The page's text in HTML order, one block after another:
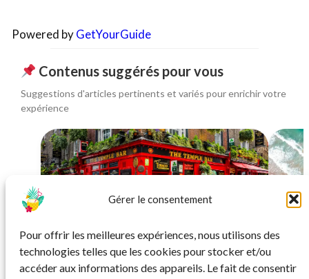
Gérer le consentement
Pour offrir les meilleures expériences, nous utilisons des
technologies telles que les cookies pour stocker et/ou
accéder aux informations des appareils. Le fait de consentir
Powered byGetYourGuide
Contenus suggérés pour vous
Suggestions d'articles pertinents et variés pour enrichir votre
expérience
CIRCUIT
Fêtez la St Patrick à Dublin : circuit festif
et découvertes